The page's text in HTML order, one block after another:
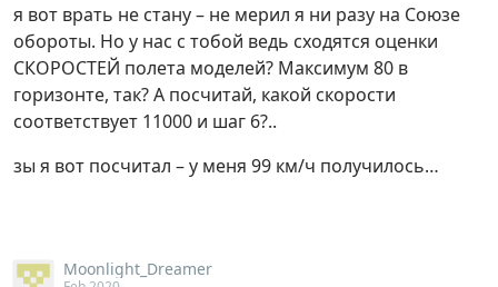
я вот врать не стану – не мерил я ни разу на Союзе
обороты. Но у нас с тобой ведь сходятся оценки
СКОРОСТЕЙ полета моделей? Максимум 80 в
горизонте, так? А посчитай, какой скорости
соответствует 11000 и шаг 6?..
зы я вот посчитал – у меня 99 км/ч получилось…
Moonlight_Dreamer